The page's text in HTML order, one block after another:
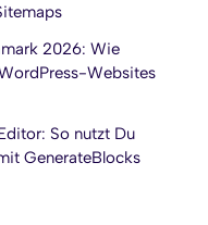
2026: Wie
Websites
So nutzt Du
GenerateBlocks